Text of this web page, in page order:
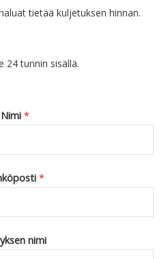
tietää kuljetuksen hinnan.
24 tunnin sisällä.
Nimi *
*
nimi